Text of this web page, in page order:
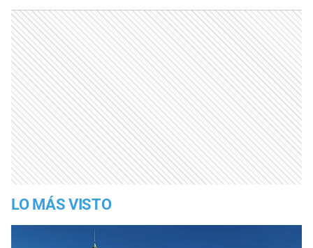
LO MÁS VISTO